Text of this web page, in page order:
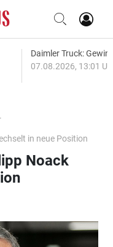
Daimler Truck:
07.08.2026, 13:01
in neue Position
Noack